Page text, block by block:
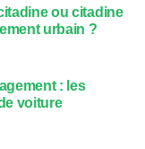
ou citadine
urbain ?
: les
voiture